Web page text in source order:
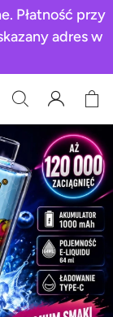
Płatność przy
adres w